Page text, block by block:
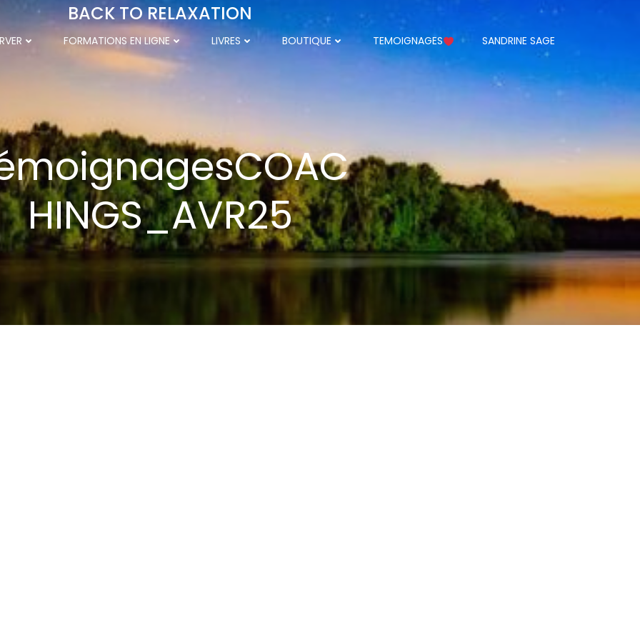
BACK TO RELAXATION
FORMATIONS EN LIGNE LIVRES BOUTIQUE TEMOIGNAGES SANDRINE SAGE
HINGS_AVR25